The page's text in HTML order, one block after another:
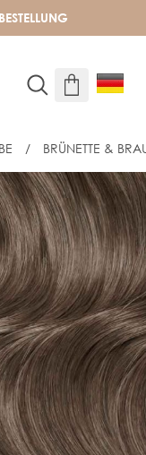
/ BRÜNETTE &
STICK TIP